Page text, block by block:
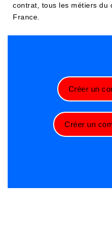
contrat, tous les métiers du
France.
Créer un
Créer un